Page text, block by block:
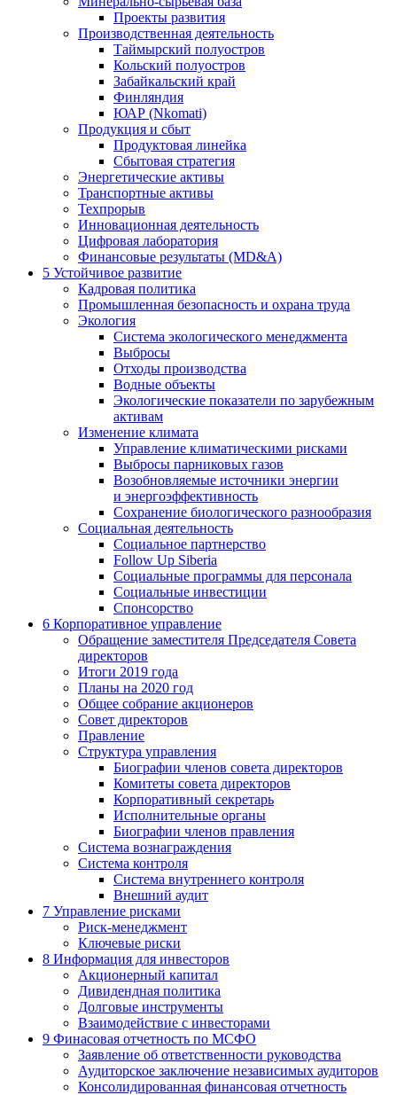
Проекты развития
Производственная деятельность
Таймырский полуостров
Кольский полуостров
Забайкальский край
Финляндия
ЮАР (Nkomati)
Продукция и сбыт
Продуктовая линейка
Сбытовая стратегия
Энергетические активы
Транспортные активы
Техпрорыв
Инновационная деятельность
Цифровая лаборатория
Финансовые результаты (MD&A)
5 Устойчивое развитие
Кадровая политика
Промышленная безопасность и охрана труда
Экология
Система экологического менеджмента
Выбросы
Отходы производства
Водные объекты
Экологические показатели по зарубежным
активам
Изменение климата
Управление климатическими рисками
Выбросы парниковых газов
Возобновляемые источники энергии
и энергоэффективность
Сохранение биологического разнообразия
Социальная деятельность
Социальное партнерство
Follow Up Siberia
Социальные программы для персонала
Социальные инвестиции
Спонсорство
6 Корпоративное управление
Обращение заместителя Председателя Совета
директоров
Итоги 2019 года
Планы на 2020 год
Общее собрание акционеров
Совет директоров
Правление
Структура управления
Биографии членов совета директоров
Комитеты совета директоров
Корпоративный секретарь
Исполнительные органы
Биографии членов правления
Система вознаграждения
Система контроля
Система внутреннего контроля
Внешний аудит
7 Управление рисками
Риск-менеджмент
Ключевые риски
8 Информация для инвесторов
Акционерный капитал
Дивидендная политика
Долговые инструменты
Взаимодействие с инвеcторами
9 Финасовая отчетность по МСФО
Заявление об ответственности руководства
Аудиторское заключение независимых аудиторов
Консолидированная финансовая отчетность